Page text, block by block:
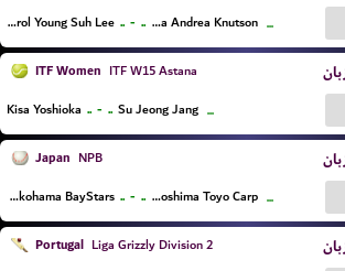
Carol Young Suh Lee .. - .. Gabriela Andrea Knutson ...
ITF Women ITF W15 Astana
Kisa Yoshioka .. - .. Su Jeong Jang ...
Japan NPB
Yokohama BayStars .. - .. Hiroshima Toyo Carp ...
Portugal Liga Grizzly Division 2